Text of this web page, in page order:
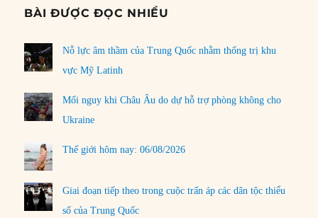
BÀI ĐƯỢC ĐỌC NHIỀU
Nỗ lực âm thầm của Trung Quốc nhằm thống trị khu
vực Mỹ Latinh
Mối nguy khi Châu Âu do dự hỗ trợ phòng không cho
Ukraine
Thế giới hôm nay: 06/08/2026
Giai đoạn tiếp theo trong cuộc trấn áp các dân tộc thiểu
số của Trung Quốc